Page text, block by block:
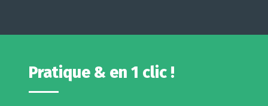
Pratique & en 1 clic !